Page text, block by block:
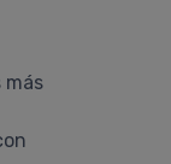
más